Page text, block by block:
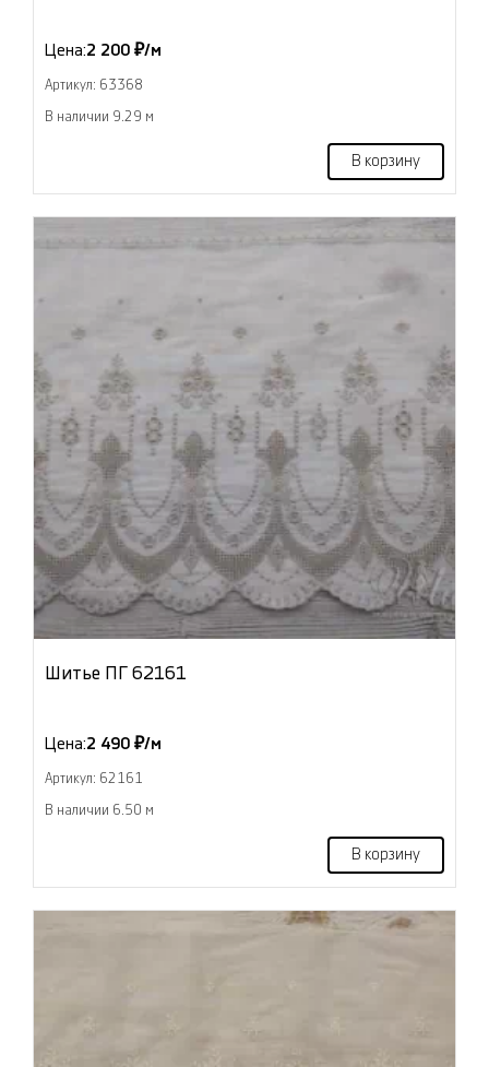
Цена:2 200 ₽/м
Артикул: 63368
В наличии 9.29 м
В корзину
Шитье ПГ 62161
Цена:2 490 ₽/м
Артикул: 62161
В наличии 6.50 м
В корзину